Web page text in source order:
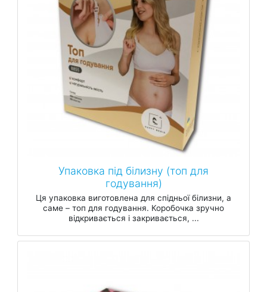
Упаковка під білизну (топ для
годування)
Ця упаковка виготовлена для спідньої білизни, а
саме – топ для годування. Коробочка зручно
відкривається і закривається, ...